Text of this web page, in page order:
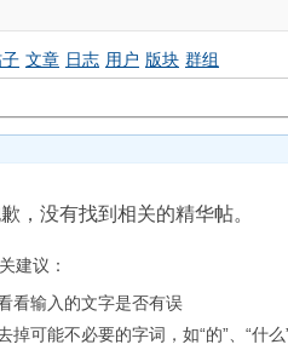
文章 日志 用户 版块 群组
，没有找到相关的精华帖。
建议：
看输入的文字是否有误
掉可能不必要的字词，如“的”、“什么